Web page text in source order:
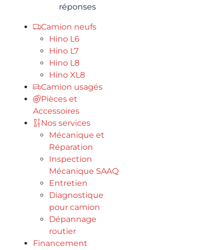
réponses
Camion neufs
Hino L6
Hino L7
Hino L8
Hino XL8
Camion usagés
Pièces et
Accessoires
Nos services
Mécanique et
Réparation
Inspection
Mécanique SAAQ
Entretien
Diagnostique
pour camion
Dépannage
routier
Financement